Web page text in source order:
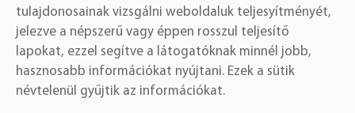
tulajdonosainak vizsgálni weboldaluk teljesyítményét,
jelezve a népszerű vagy éppen rosszul teljesítő
lapokat, ezzel segítve a látogatóknak minnél jobb,
hasznosabb információkat nyújtani. Ezek a sütik
névtelenül gyűjtik az információkat.